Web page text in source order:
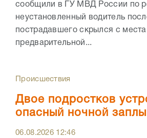
сообщили в ГУ МВД России по
неустановленный водитель
пострадавшего скрылся с
предварительной...
Происшествия
Двое подростков
опасный ночной
06.08.2026 12:46